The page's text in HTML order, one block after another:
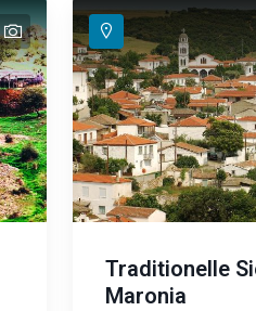
text
Traditionelle
Maronia